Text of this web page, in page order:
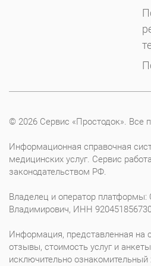
© 2026 Сервис «Простодок». Все
Информационная справочная
медицинских услуг. Сервис
законодательством РФ.
Владелец и оператор
Владимирович, ИНН
Информация, представленная на
отзывы, стоимость услуг и
исключительно ознакомительный